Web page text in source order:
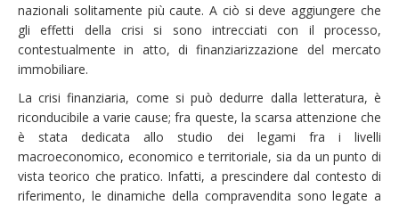
nazionali solitamente più caute. A ciò si deve aggiungere che
gli effetti della crisi si sono intrecciati con il processo,
contestualmente in atto, di finanziarizzazione del mercato
immobiliare.
La crisi finanziaria, come si può dedurre dalla letteratura, è
riconducibile a varie cause; fra queste, la scarsa attenzione che
è stata dedicata allo studio dei legami fra i livelli
macroeconomico, economico e territoriale, sia da un punto di
vista teorico che pratico. Infatti, a prescindere dal contesto di
riferimento, le dinamiche della compravendita sono legate a